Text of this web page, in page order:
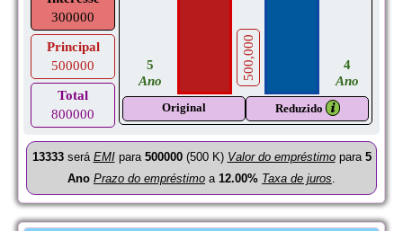
300000
Principal
500000
Total
800000
5
Ano
500,000
4
Ano
Original Reduzido 𝒊
13333será EMIpara 500000(500 K) Valor do empréstimopara 5
Ano Prazo do empréstimo a 12.00% Taxa de juros.